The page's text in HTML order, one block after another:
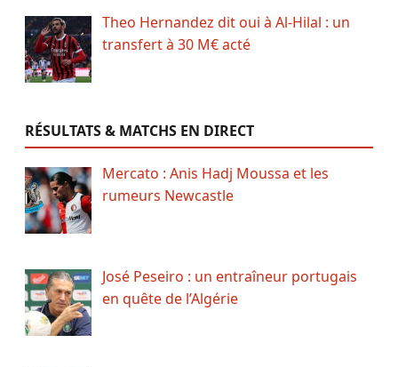
Theo Hernandez dit oui à Al-Hilal : un
transfert à 30 M€ acté
RÉSULTATS & MATCHS EN DIRECT
Mercato : Anis Hadj Moussa et les
rumeurs Newcastle
José Peseiro : un entraîneur portugais
en quête de l’Algérie